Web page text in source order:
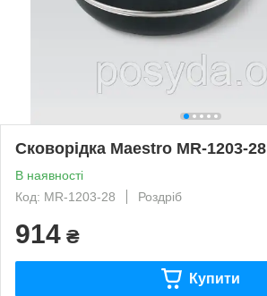
Сковорідка Maestro MR-1203-28
В наявності
Код: MR-1203-28
Роздріб
914 ₴
Купити